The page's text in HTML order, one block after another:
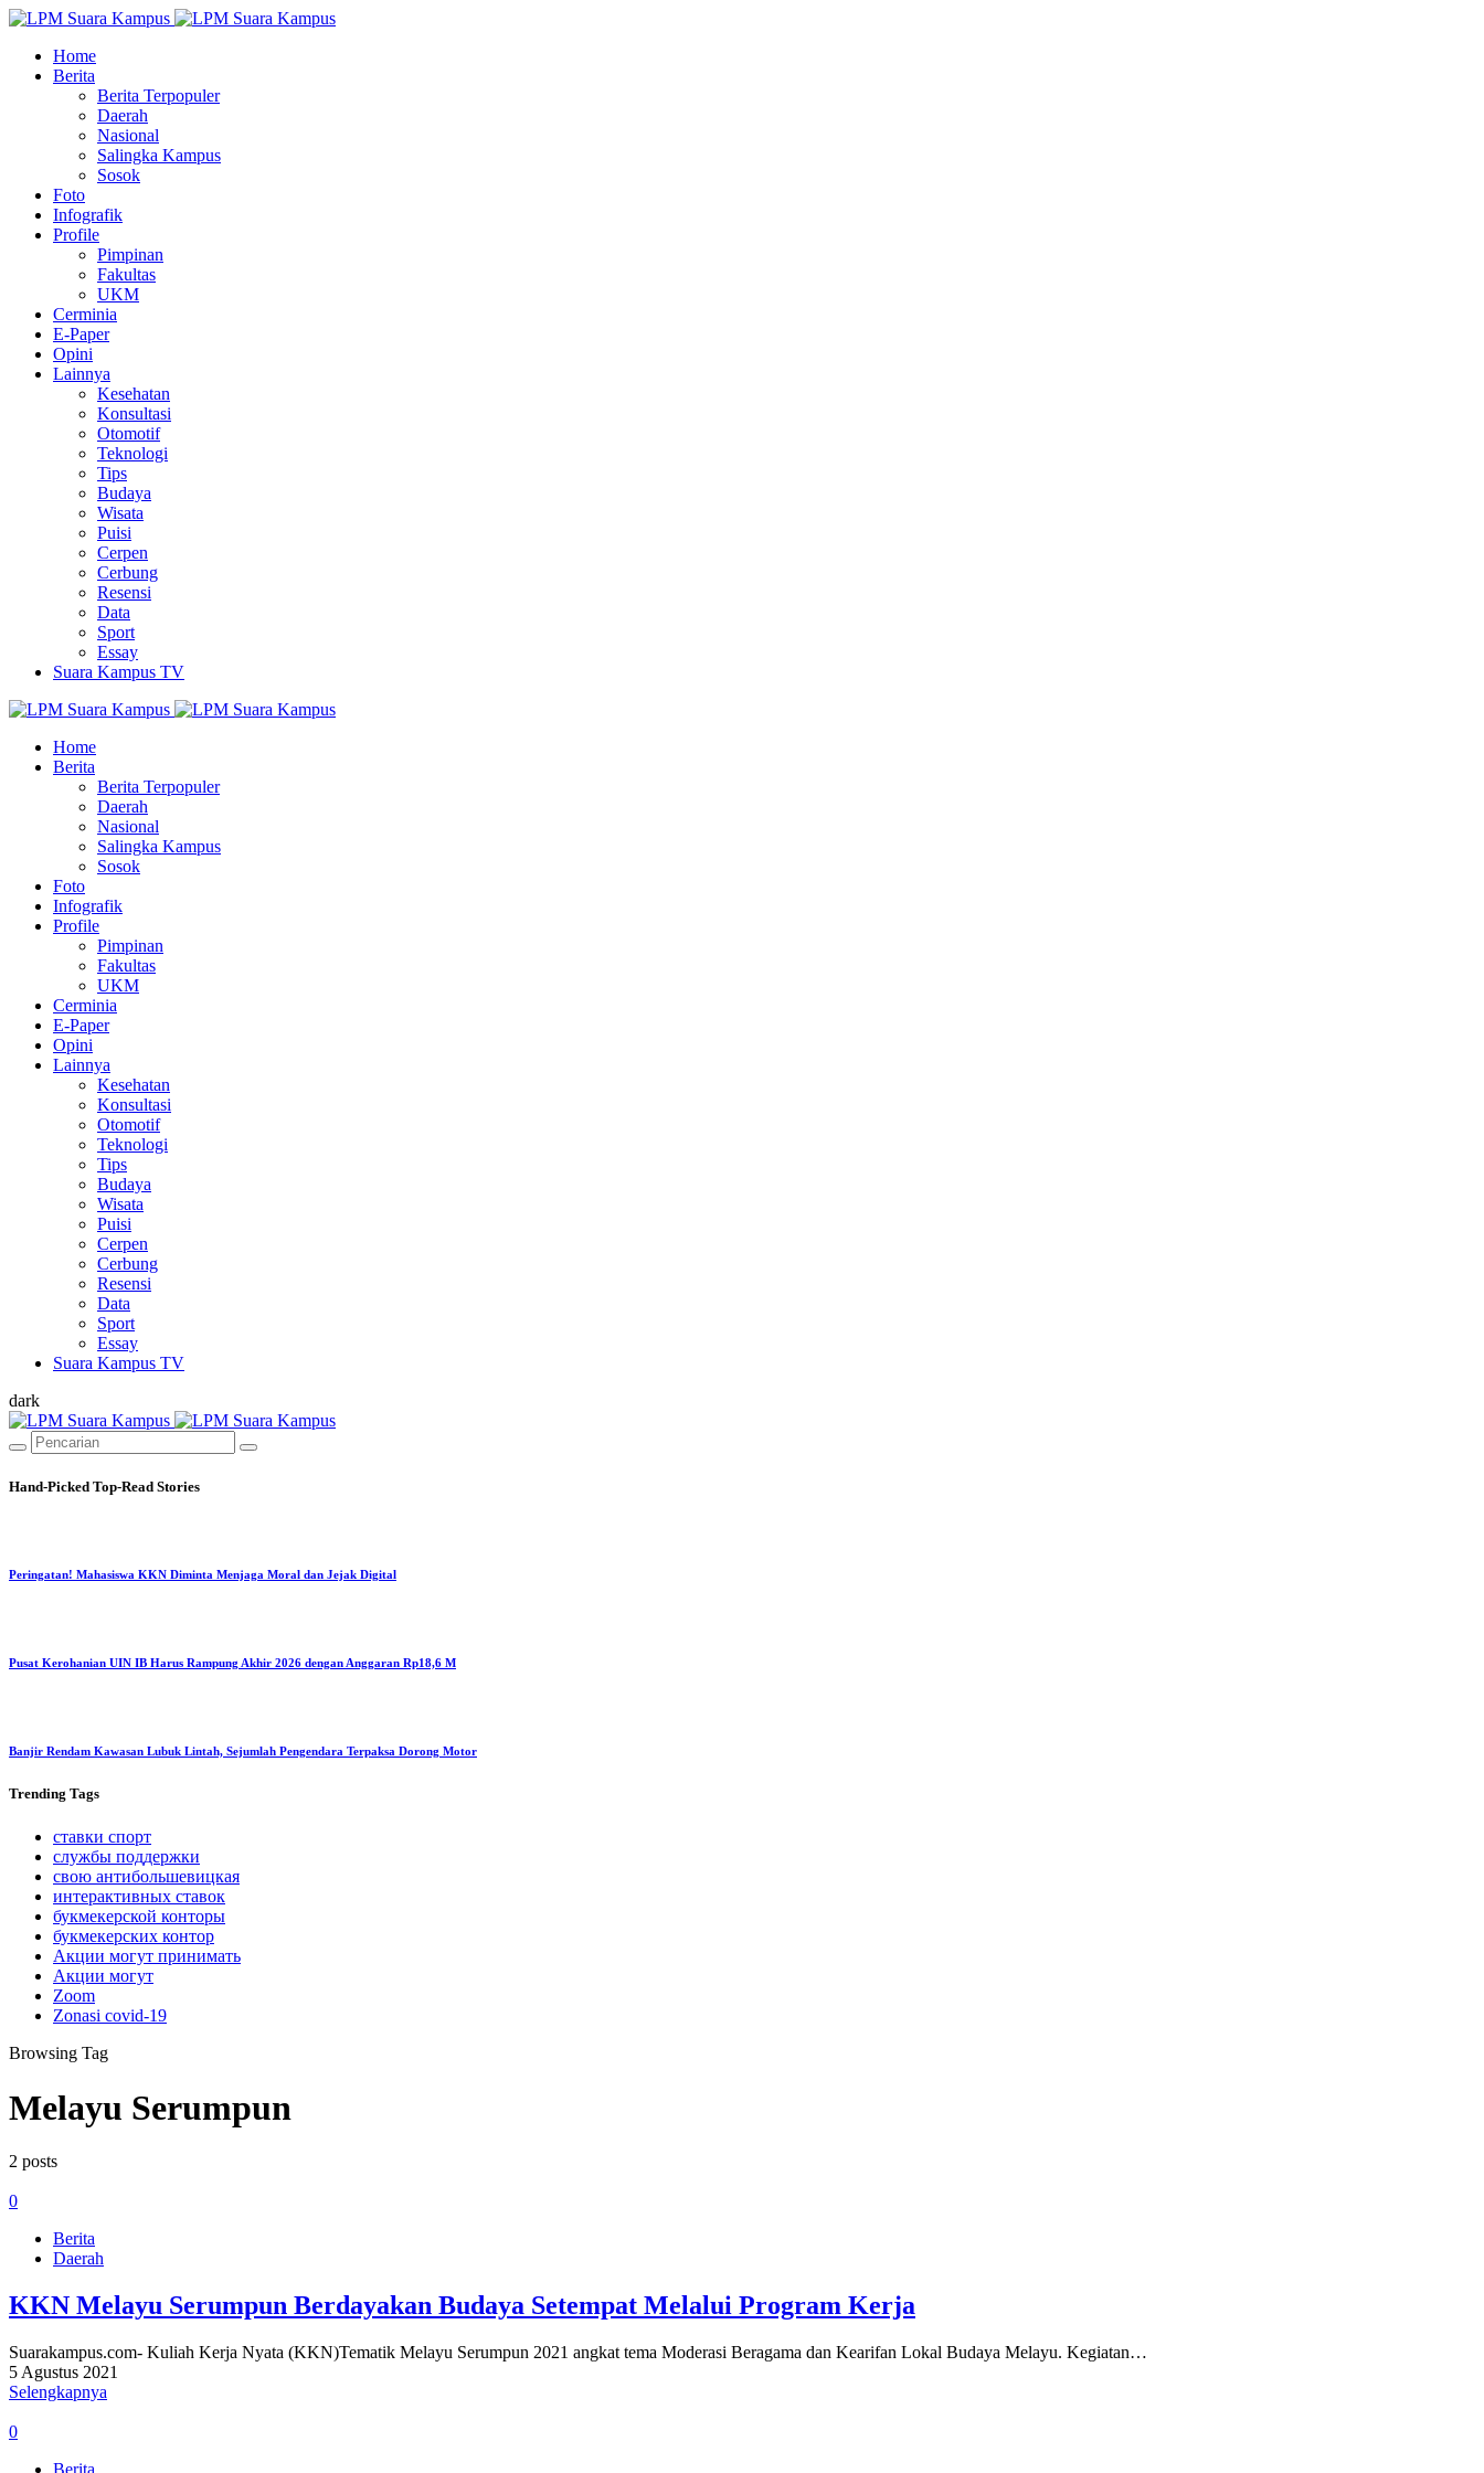
Home
Berita
Berita Terpopuler
Daerah
Nasional
Salingka Kampus
Sosok
Foto
Infografik
Profile
Pimpinan
Fakultas
UKM
Cerminia
E-Paper
Opini
Lainnya
Kesehatan
Konsultasi
Otomotif
Teknologi
Tips
Budaya
Wisata
Puisi
Cerpen
Cerbung
Resensi
Data
Sport
Essay
Suara Kampus TV
Home
Berita
Berita Terpopuler
Daerah
Nasional
Salingka Kampus
Sosok
Foto
Infografik
Profile
Pimpinan
Fakultas
UKM
Cerminia
E-Paper
Opini
Lainnya
Kesehatan
Konsultasi
Otomotif
Teknologi
Tips
Budaya
Wisata
Puisi
Cerpen
Cerbung
Resensi
Data
Sport
Essay
Suara Kampus TV
dark
Hand-Picked Top-Read Stories
Peringatan! Mahasiswa KKN Diminta Menjaga Moral dan Jejak Digital
Pusat Kerohanian UIN IB Harus Rampung Akhir 2026 dengan Anggaran Rp18,6 M
Banjir Rendam Kawasan Lubuk Lintah, Sejumlah Pengendara Terpaksa Dorong Motor
Trending Tags
ставки спорт
службы поддержки
свою антибольшевицкая
интерактивных ставок
букмекерской конторы
букмекерских контор
Акции могут принимать
Акции могут
Zoom
Zonasi covid-19
Browsing Tag
Melayu Serumpun
2 posts
0
Berita
Daerah
KKN Melayu Serumpun Berdayakan Budaya Setempat Melalui Program Kerja
Suarakampus.com- Kuliah Kerja Nyata (KKN)Tematik Melayu Serumpun 2021 angkat tema Moderasi Beragama dan Kearifan Lokal Budaya Melayu. Kegiatan…
5 Agustus 2021
Selengkapnya
0
Berita